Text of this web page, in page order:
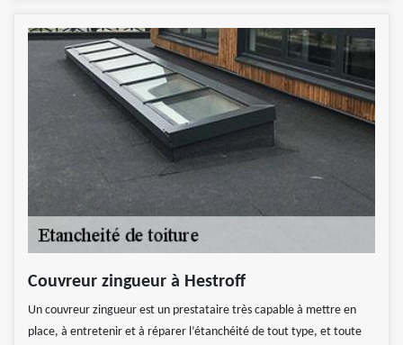
Couvreur zingueur à Hestroff
Un couvreur zingueur est un prestataire très capable à mettre en
place, à entretenir et à réparer l’étanchéité de tout type, et toute